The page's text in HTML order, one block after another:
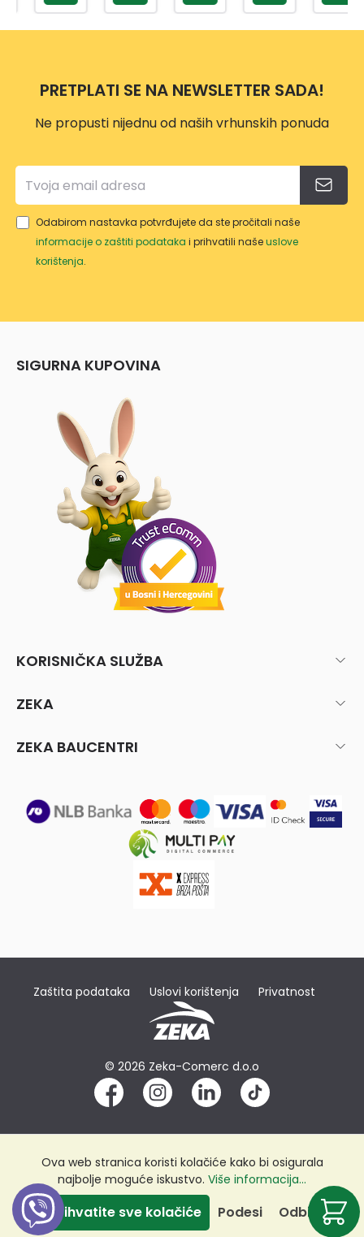
150X
200
TROL
50X7
PRETPLATI SE NA NEWSLETTER SADA!
Ne propusti nijednu od naših vrhunskih ponuda
Odabirom nastavka potvrđujete da ste pročitali naše
informacije o zaštiti podataka i prihvatili našeuslove
korištenja.
SIGURNA KUPOVINA
KORISNIČKA SLUŽBA
ZEKA
ZEKA BAUCENTRI
Zaštita podataka Uslovi korištenja Privatnost
© 2026 Zeka-Comerc d.o.o
Ova web stranica koristi kolačiće kako bi osigurala
najbolje moguće iskustvo. Više informacija...
Odbij
Podesi
Prihvatite sve kolačiće